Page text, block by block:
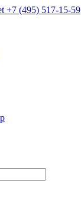
+7 (495) 517-15-59